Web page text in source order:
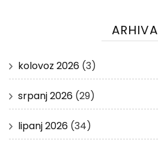
ARHIVA
kolovoz 2026 (3)
srpanj 2026 (29)
lipanj 2026 (34)